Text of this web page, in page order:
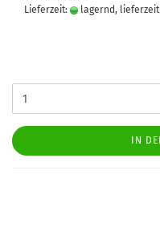
Lieferzeit:
lagernd, lieferzeit
IN